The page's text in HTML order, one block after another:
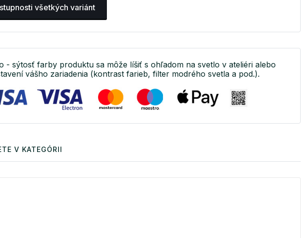
všetkých variánt
- sýtosť farby produktu sa môže líšiť s ohľadom na svetlo v ateliéri alebo
vášho zariadenia (kontrast farieb, filter modrého svetla a pod.).
V KATEGÓRII